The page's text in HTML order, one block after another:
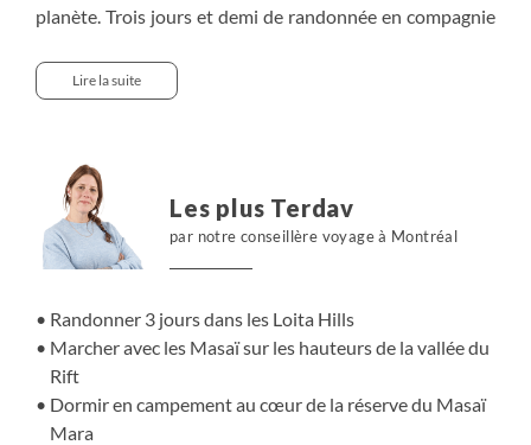
planète. Trois jours et demi de randonnée en compagnie
l'escarpement de la vallée du Rift, pour terminer dans
l'univers minéral du lac Magadi, et ses milliers de
tanzanienne et du volcan Shompole. Un condensé de vie
sauvage, de paysages et de rencontres.
Lire la suite
Les plus Terdav
par notre conseillère voyage à Montréal
Randonner 3 jours dans les Loita Hills
Marcher avec les Masaï sur les hauteurs de la vallée du
Rift
Dormir en campement au cœur de la réserve du Masaï
Mara